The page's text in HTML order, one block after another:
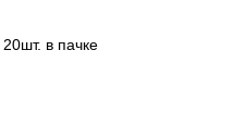
в пачке